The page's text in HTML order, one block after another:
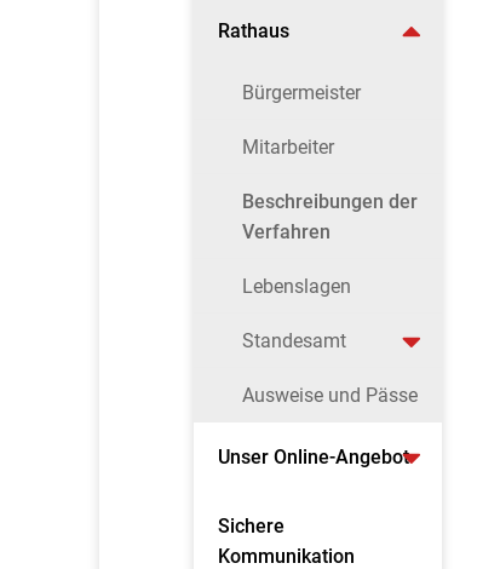
Rathaus
Bürgermeister
Mitarbeiter
Beschreibungen der
Verfahren
Lebenslagen
Standesamt
Ausweise und Pässe
Unser Online-Angebot
Sichere
Kommunikation